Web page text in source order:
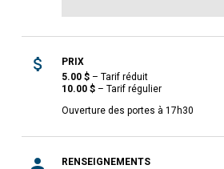
PRIX
5.00$– Tarif réduit
10.00$– Tarif régulier
Ouverture des portes à 17h30
RENSEIGNEMENTS